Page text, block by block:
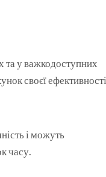
та у важкодоступних
своєї ефективності
і можуть
часу.